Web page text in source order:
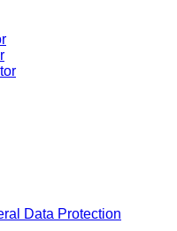
Data Protection